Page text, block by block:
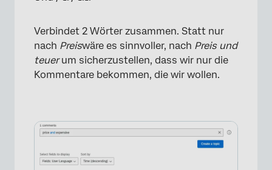
Verbindet 2 Wörter zusammen. Statt nur
nach Preiswäre es sinnvoller, nach Preis und
teuerum sicherzustellen, dass wir nur die
Kommentare bekommen, die wir wollen.